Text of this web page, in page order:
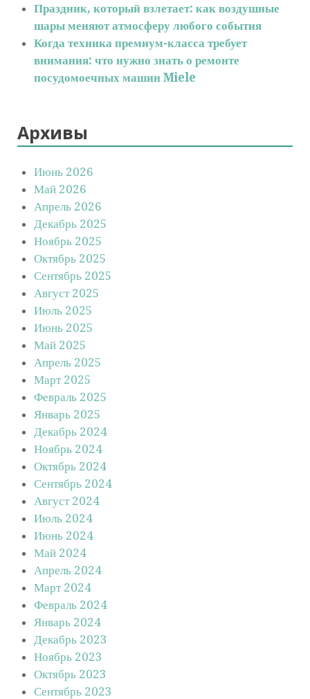
Праздник, который взлетает: как воздушные
шары меняют атмосферу любого события
Когда техника премиум-класса требует
внимания: что нужно знать о ремонте
посудомоечных машин Miele
Архивы
Июнь 2026
Май 2026
Апрель 2026
Декабрь 2025
Ноябрь 2025
Октябрь 2025
Сентябрь 2025
Август 2025
Июль 2025
Июнь 2025
Май 2025
Апрель 2025
Март 2025
Февраль 2025
Январь 2025
Декабрь 2024
Ноябрь 2024
Октябрь 2024
Сентябрь 2024
Август 2024
Июль 2024
Июнь 2024
Май 2024
Апрель 2024
Март 2024
Февраль 2024
Январь 2024
Декабрь 2023
Ноябрь 2023
Октябрь 2023
Сентябрь 2023